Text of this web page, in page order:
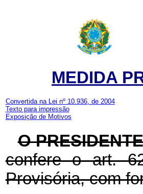
MEDIDA
Convertida na Lei nº 10.936, de 2004
Texto para impressão
Exposição de Motivos
O
confere o art.
Provisória, com